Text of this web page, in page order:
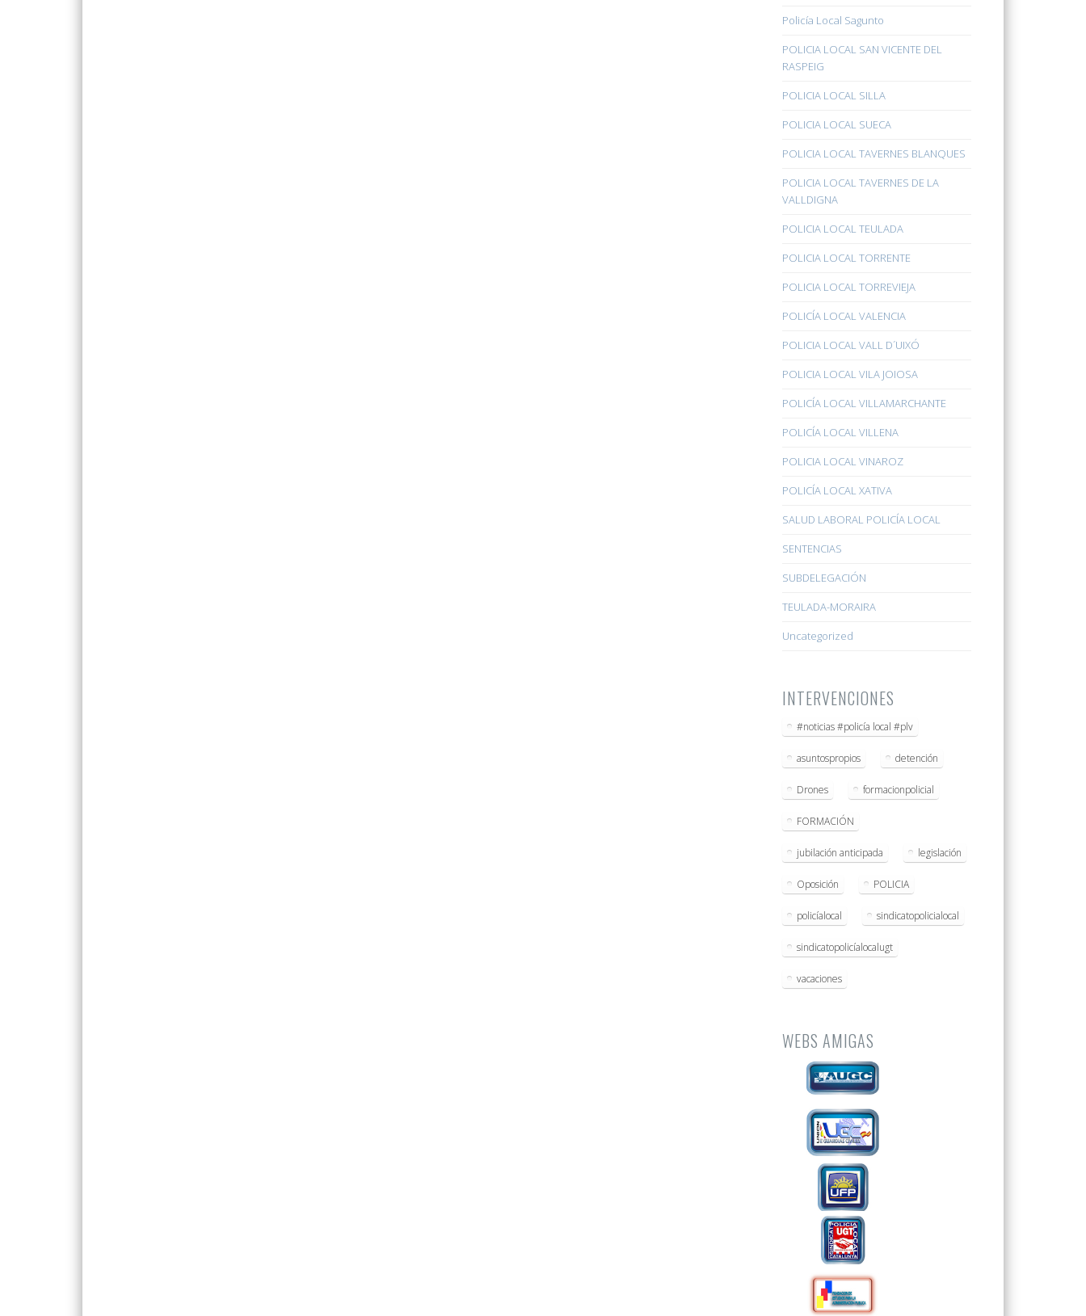
Policía Local Sagunto
POLICIA LOCAL SAN VICENTE DEL
RASPEIG
POLICIA LOCAL SILLA
POLICIA LOCAL SUECA
POLICIA LOCAL TAVERNES BLANQUES
POLICIA LOCAL TAVERNES DE LA
VALLDIGNA
POLICIA LOCAL TEULADA
POLICIA LOCAL TORRENTE
POLICIA LOCAL TORREVIEJA
POLICÍA LOCAL VALENCIA
POLICIA LOCAL VALL D´UIXÓ
POLICIA LOCAL VILA JOIOSA
POLICÍA LOCAL VILLAMARCHANTE
POLICÍA LOCAL VILLENA
POLICIA LOCAL VINAROZ
POLICÍA LOCAL XATIVA
SALUD LABORAL POLICÍA LOCAL
SENTENCIAS
SUBDELEGACIÓN
TEULADA-MORAIRA
Uncategorized
INTERVENCIONES
#noticias #policía local #plv
asuntospropios detención
Drones formacionpolicial
FORMACIÓN
jubilación anticipada legislación
Oposición POLICIA
policíalocal sindicatopolicialocal
sindicatopolicíalocalugt
vacaciones
WEBS AMIGAS